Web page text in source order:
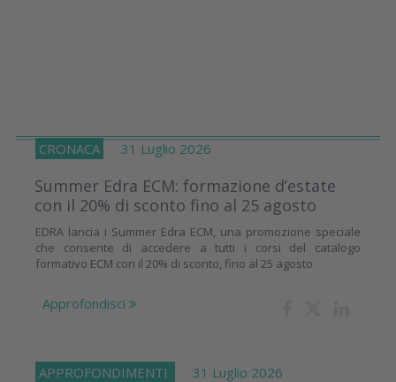
CRONACA 31 Luglio 2026
Summer Edra ECM: formazione d’estate
con il 20% di sconto fino al 25 agosto
EDRA lancia i Summer Edra ECM, una promozione speciale
che consente di accedere a tutti i corsi del catalogo
formativo ECM con il 20% di sconto, fino al 25 agosto
Approfondisci
APPROFONDIMENTI 31 Luglio 2026